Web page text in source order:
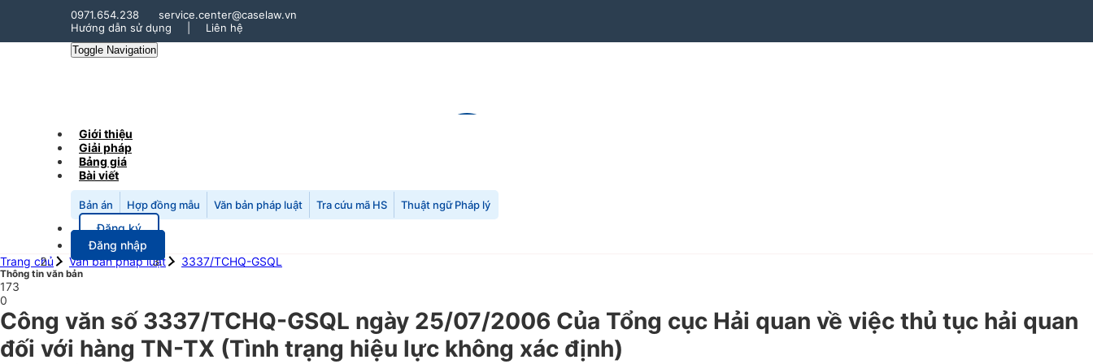
0971.654.238
service.center@caselaw.vn
Hướng dẫn sử dụng
Liên hệ
Toggle Navigation
Giới thiệu
Giải pháp
Bảng giá
Bài viết
Bản án Hợp đồng mẫu Văn bản pháp luật Tra cứu mã HS Thuật ngữ Pháp lý
Đăng ký
Đăng nhập
Trang chủ
Văn bản pháp luật 3337/TCHQ-GSQL
Thông tin văn bản
173
0
Công văn số 3337/TCHQ-GSQL ngày 25/07/2006 Của Tổng cục Hải quan về việc thủ tục hải quan
đối với hàng TN-TX (Tình trạng hiệu lực không xác định)